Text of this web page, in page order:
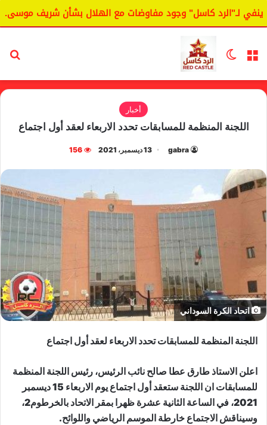
لـ"الرد كاسل" وجود مفاوضات مع الهلال بشأن شريف موسى.
القائمة الوضع المظلم
أخبار
اللجنة المنظمة للمسابقات تحدد الاربعاء لعقد أول اجتماع
gabra 13 ديسمبر، 2021 156
اتحاد الكرة السوداني
اللجنة المنظمة للمسابقات تحدد الاربعاء لعقد أول اجتماع
اعلن الاستاذ طارق عطا صالح نائب الرئيس، رئيس اللجنة المنظمة
للمسابقات ان اللجنة ستعقد أول اجتماع يوم الاربعاء 15 ديسمبر
2021، في الساعة الثانية عشرة ظهرا بمقر الاتحاد بالخرطوم2،
وسيناقش الاجتماع خارطة الموسم الرياضي واللوائح.